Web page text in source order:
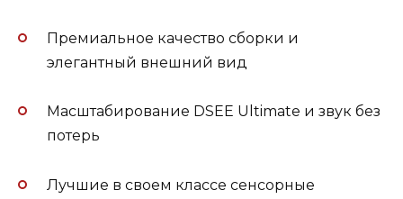
Премиальное качество сборки и
элегантный внешний вид
Масштабирование DSEE Ultimate и звук без
потерь
Лучшие в своем классе сенсорные